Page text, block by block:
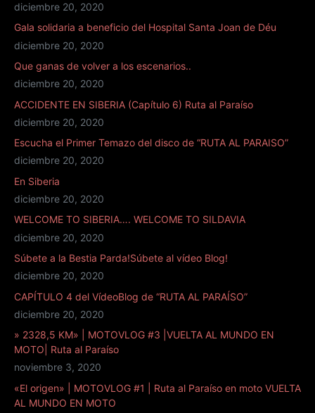
diciembre 20, 2020
Gala solidaria a beneficio del Hospital Santa Joan de Déu
diciembre 20, 2020
Que ganas de volver a los escenarios..
diciembre 20, 2020
ACCIDENTE EN SIBERIA (Capítulo 6) Ruta al Paraíso
diciembre 20, 2020
Escucha el Primer Temazo del disco de “RUTA AL PARAISO”
diciembre 20, 2020
En Siberia
diciembre 20, 2020
WELCOME TO SIBERIA…. WELCOME TO SILDAVIA
diciembre 20, 2020
Súbete a la Bestia Parda!Súbete al vídeo Blog!
diciembre 20, 2020
CAPÍTULO 4 del VídeoBlog de “RUTA AL PARAÍSO”
diciembre 20, 2020
» 2328,5 KM» | MOTOVLOG #3 |VUELTA AL MUNDO EN
MOTO| Ruta al Paraíso
noviembre 3, 2020
«El origen» | MOTOVLOG #1 | Ruta al Paraíso en moto VUELTA
AL MUNDO EN MOTO